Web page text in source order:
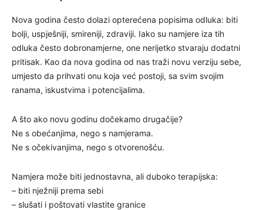
Nova godina često dolazi opterećena popisima odluka: biti
bolji, uspješniji, smireniji, zdraviji. Iako su namjere iza tih
odluka često dobronamjerne, one nerijetko stvaraju dodatni
pritisak. Kao da nova godina od nas traži novu verziju sebe,
umjesto da prihvati onu koja već postoji, sa svim svojim
ranama, iskustvima i potencijalima.
A što ako novu godinu dočekamo drugačije?
Ne s obećanjima, nego s namjerama.
Ne s očekivanjima, nego s otvorenošću.
Namjera može biti jednostavna, ali duboko terapijska:
– biti nježniji prema sebi
– slušati i poštovati vlastite granice